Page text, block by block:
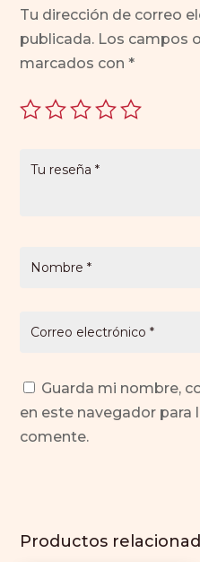
Tu dirección de correo
publicada. Los campos
marcados con*
Guarda mi nombre,
en este navegador para
comente.
Productos